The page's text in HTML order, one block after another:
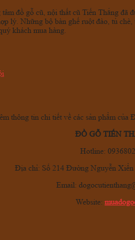
đồ gỗ cũ, nội thất cũ Tiến Thắng đã
lý. Những bộ bàn ghế ruột đào, tủ
khách mua hàng.
thông tin chi tiết về các sản phẩm của
ĐỒ GỖ TIẾN
Hotline:
Địa chỉ: Số 214 Đường Nguyễn
Email:
Website: